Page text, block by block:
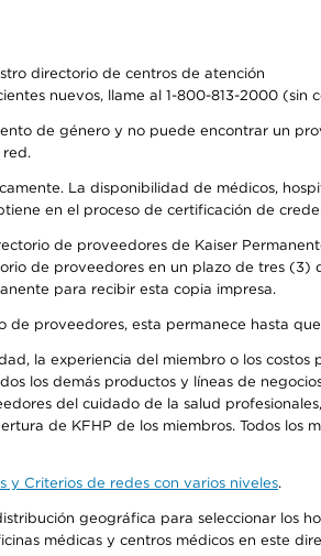
directorio de centros de atención
nuevos, llame al 1-800-813-2000 (sin
de género y no puede encontrar un
La disponibilidad de médicos,
en el proceso de certificación de
de proveedores de Kaiser
de proveedores en un plazo de tres
para recibir esta copia impresa.
proveedores, esta permanece hasta
la experiencia del miembro o los
los demás productos y líneas de
del cuidado de la salud
de KFHP de los miembros. Todos
y Criterios de redes con varios niveles.
geográfica para seleccionar los
médicas y centros médicos en este